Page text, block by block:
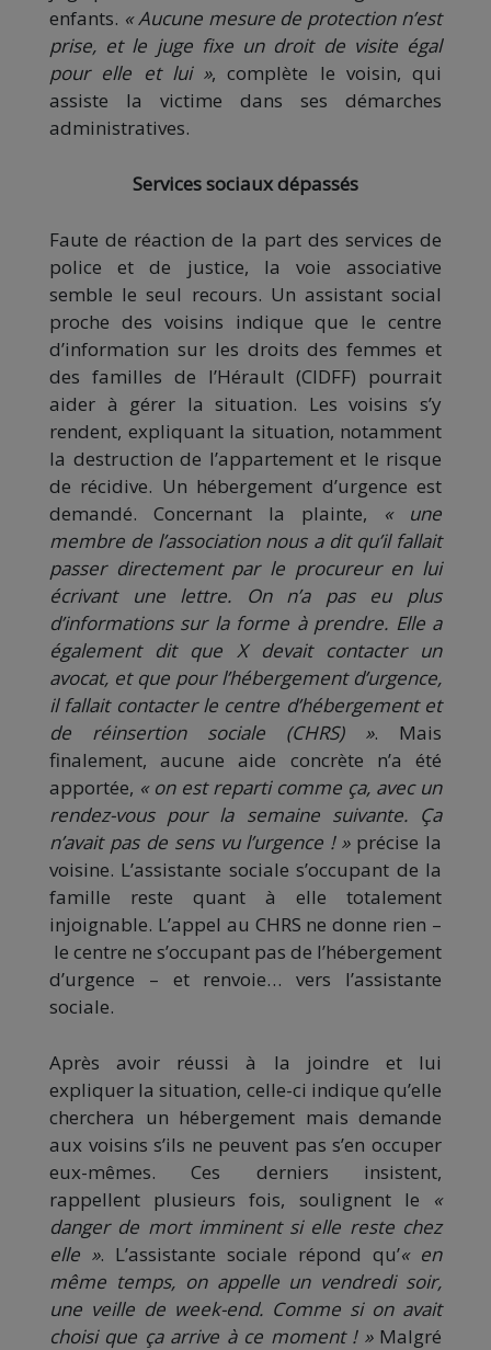
enfants. « Aucune mesure de protection n’est
prise, et le juge fixe un droit de visite égal
pour elle et lui », complète le voisin, qui
assiste la victime dans ses démarches
administratives.
Services sociaux dépassés
Faute de réaction de la part des services de
police et de justice, la voie associative
semble le seul recours. Un assistant social
proche des voisins indique que le centre
d’information sur les droits des femmes et
des familles de l’Hérault (CIDFF) pourrait
aider à gérer la situation. Les voisins s’y
rendent, expliquant la situation, notamment
la destruction de l’appartement et le risque
de récidive. Un hébergement d’urgence est
demandé. Concernant la plainte, « une
membre de l’association nous a dit qu’il fallait
passer directement par le procureur en lui
écrivant une lettre. On n’a pas eu plus
d’informations sur la forme à prendre. Elle a
également dit que X devait contacter un
avocat, et que pour l’hébergement d’urgence,
il fallait contacter le centre d’hébergement et
de réinsertion sociale (CHRS) ». Mais
finalement, aucune aide concrète n’a été
apportée, « on est reparti comme ça, avec un
rendez-vous pour la semaine suivante. Ça
n’avait pas de sens vu l’urgence ! »précise la
voisine. L’assistante sociale s’occupant de la
famille reste quant à elle totalement
injoignable. L’appel au CHRS ne donne rien –
le centre ne s’occupant pas de l’hébergement
d’urgence – et renvoie… vers l’assistante
sociale.
Après avoir réussi à la joindre et lui
expliquer la situation, celle-ci indique qu’elle
cherchera un hébergement mais demande
aux voisins s’ils ne peuvent pas s’en occuper
eux-mêmes. Ces derniers insistent,
rappellent plusieurs fois, soulignent le «
danger de mort imminent si elle reste chez
elle ». L’assistante sociale répond qu’« en
même temps, on appelle un vendredi soir,
une veille de week-end. Comme si on avait
choisi que ça arrive à ce moment ! »Malgré